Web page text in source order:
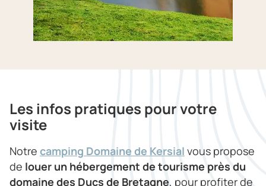
Les infos pratiques pour votre
visite
Notre camping Domaine de Kersial vous propose
de louer un hébergement de tourisme près du
domaine des Ducs de Bretagne, pour profiter de